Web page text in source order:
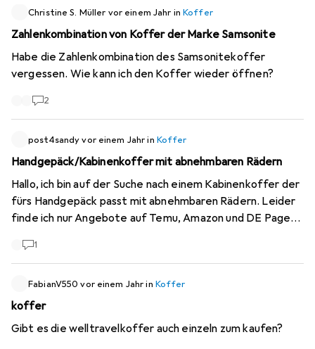
Christine S. Müller vor einem Jahr in Koffer
Zahlenkombination von Koffer der Marke Samsonite
Habe die Zahlenkombination des Samsonitekoffer
vergessen. Wie kann ich den Koffer wieder öffnen?
2
post4sandy vor einem Jahrin Koffer
Handgepäck/Kabinenkoffer mit abnehmbaren Rädern
Hallo, ich bin auf der Suche nach einem Kabinenkoffer der
fürs Handgepäck passt mit abnehmbaren Rädern. Leider
finde ich nur Angebote auf Temu, Amazon und DE Pages.
1
FabianV550 vor einem Jahrin Koffer
koffer
Gibt es die welltravelkoffer auch einzeln zum kaufen?